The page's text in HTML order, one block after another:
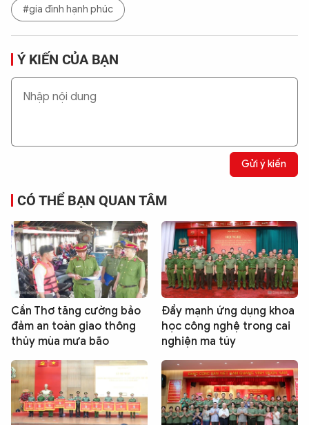
#gia đình hạnh phúc
Ý KIẾN CỦA BẠN
Gửi ý kiến
CÓ THỂ BẠN QUAN TÂM
Cần Thơ tăng cường bảo
đảm an toàn giao thông
thủy mùa mưa bão
Đẩy mạnh ứng dụng khoa
học công nghệ trong cai
nghiện ma túy